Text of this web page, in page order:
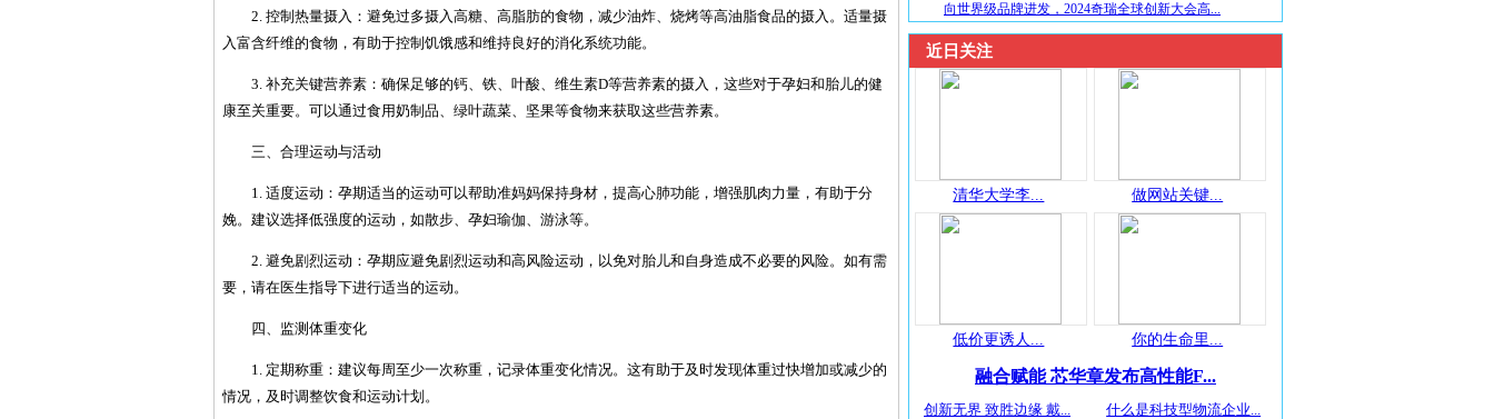
2. 控制热量摄入：避免过多摄入高糖、高脂肪的食物，减少油炸、烧烤等高油脂食品的摄入。适量摄
入富含纤维的食物，有助于控制饥饿感和维持良好的消化系统功能。
3. 补充关键营养素：确保足够的钙、铁、叶酸、维生素D等营养素的摄入，这些对于孕妇和胎儿的健
康至关重要。可以通过食用奶制品、绿叶蔬菜、坚果等食物来获取这些营养素。
三、合理运动与活动
1. 适度运动：孕期适当的运动可以帮助准妈妈保持身材，提高心肺功能，增强肌肉力量，有助于分
娩。建议选择低强度的运动，如散步、孕妇瑜伽、游泳等。
2. 避免剧烈运动：孕期应避免剧烈运动和高风险运动，以免对胎儿和自身造成不必要的风险。如有需
要，请在医生指导下进行适当的运动。
四、监测体重变化
1. 定期称重：建议每周至少一次称重，记录体重变化情况。这有助于及时发现体重过快增加或减少的
情况，及时调整饮食和运动计划。
向世界级品牌进发，2024奇瑞全球创新大会高...
近日关注
清华大学李... 做网站关键...
低价更诱人... 你的生命里...
融合赋能 芯华章发布高性能F...
创新无界 致胜边缘 戴... 什么是科技型物流企业...